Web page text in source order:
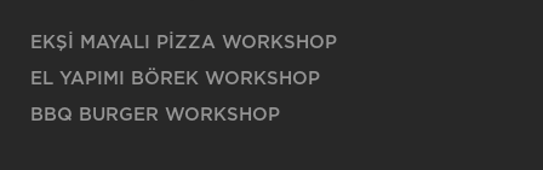
EKŞİ MAYALI PİZZA WORKSHOP
EL YAPIMI BÖREK WORKSHOP
BBQ BURGER WORKSHOP